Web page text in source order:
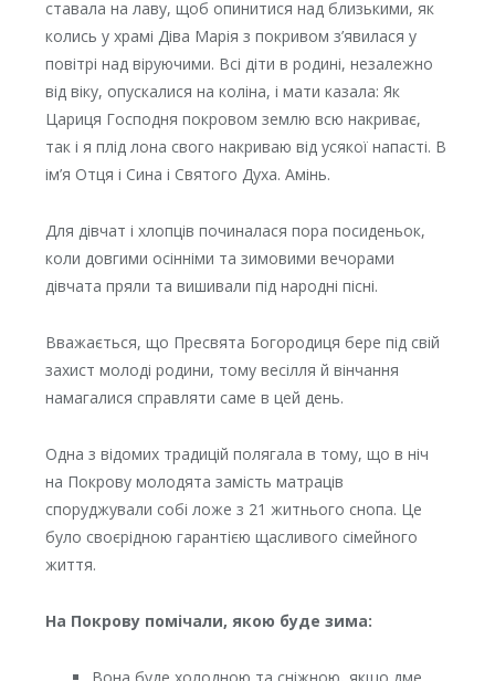
ставала на лаву, щоб опинитися над близькими, як
колись у храмі Діва Марія з покривом з’явилася у
повітрі над віруючими. Всі діти в родині, незалежно
від віку, опускалися на коліна, і мати казала: Як
Цариця Господня покровом землю всю накриває,
так і я плід лона свого накриваю від усякої напасті. В
ім’я Отця і Сина і Святого Духа. Амінь.
Для дівчат і хлопців починалася пора посиденьок,
коли довгими осінніми та зимовими вечорами
дівчата пряли та вишивали під народні пісні.
Вважається, що Пресвята Богородиця бере під свій
захист молоді родини, тому весілля й вінчання
намагалися справляти саме в цей день.
Одна з відомих традицій полягала в тому, що в ніч
на Покрову молодята замість матраців
споруджували собі ложе з 21 житнього снопа. Це
було своєрідною гарантією щасливого сімейного
життя.
На Покрову помічали, якою буде зима: